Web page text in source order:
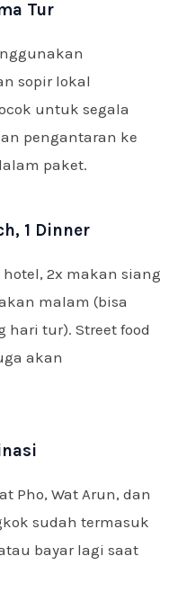
Tur
sopir lokal
untuk segala
pengantaran ke
paket.
1 Dinner
2x makan siang
malam (bisa
tur). Street food
akan
Pho, Wat Arun, dan
sudah termasuk
bayar lagi saat